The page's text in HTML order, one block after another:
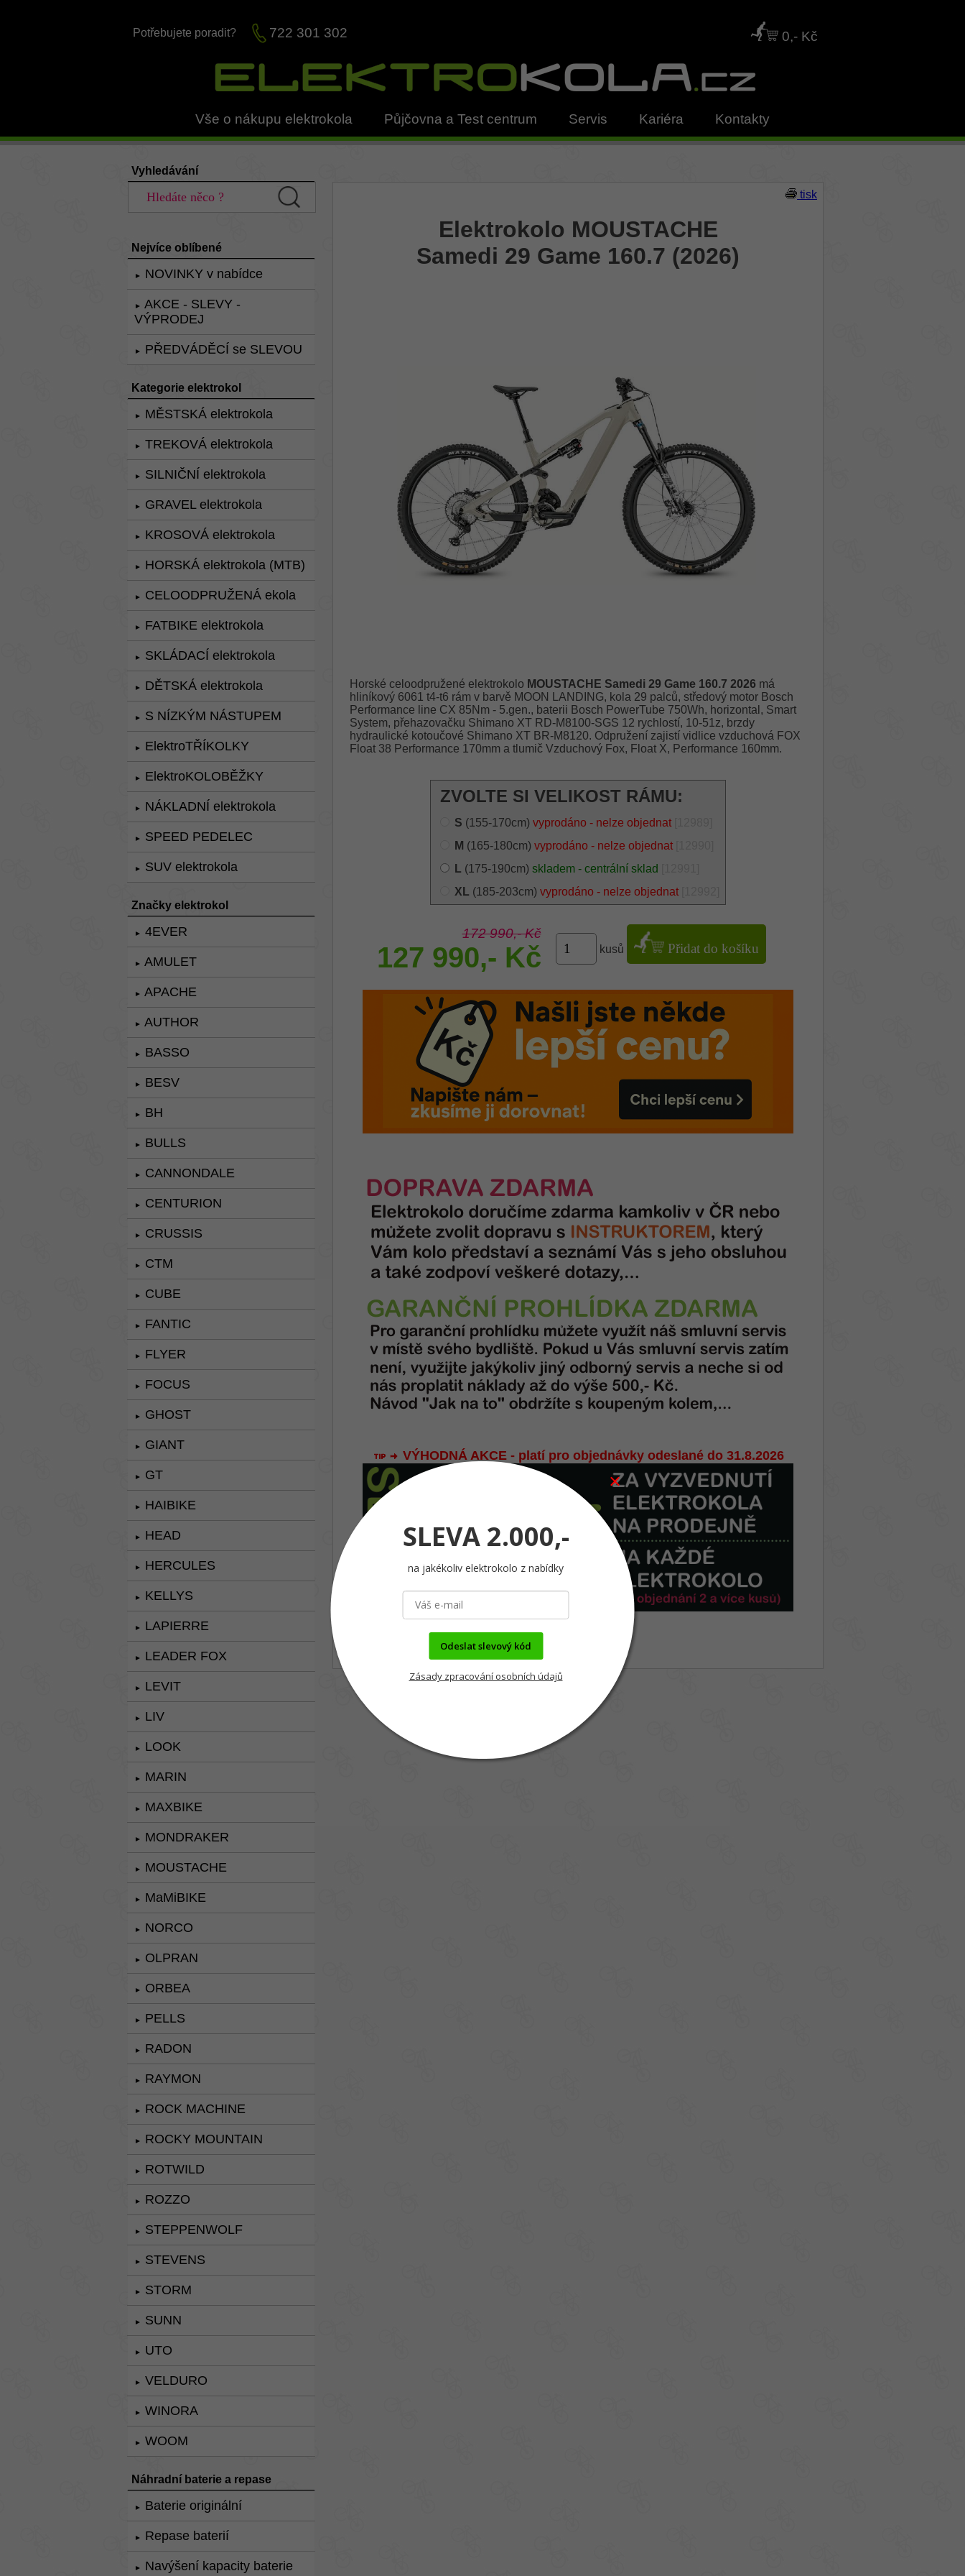
Potřebujete poradit? 722 301 302 0,- Kč
Vše o nákupu elektrokola Půjčovna a Test centrum Servis Kariéra Kontakty
Vyhledávání
Nejvíce oblíbené
► NOVINKY v nabídce
►
AKCE - SLEVY -
VÝPRODEJ
► PŘEDVÁDĚCÍ se SLEVOU
Kategorie elektrokol
► MĚSTSKÁ elektrokola
► TREKOVÁ elektrokola
► SILNIČNÍ elektrokola
► GRAVEL elektrokola
► KROSOVÁ elektrokola
► HORSKÁ elektrokola (MTB)
► CELOODPRUŽENÁ ekola
► FATBIKE elektrokola
► SKLÁDACÍ elektrokola
► DĚTSKÁ elektrokola
► S NÍZKÝM NÁSTUPEM
► ElektroTŘÍKOLKY
► ElektroKOLOBĚŽKY
► NÁKLADNÍ elektrokola
► SPEED PEDELEC
► SUV elektrokola
Značky elektrokol
► 4EVER
► AMULET
► APACHE
► AUTHOR
► BASSO
► BESV
► BH
► BULLS
► CANNONDALE
► CENTURION
► CRUSSIS
► CTM
► CUBE
► FANTIC
► FLYER
► FOCUS
► GHOST
► GIANT
► GT
► HAIBIKE
► HEAD
► HERCULES
► KELLYS
► LAPIERRE
► LEADER FOX
► LEVIT
► LIV
► LOOK
► MARIN
► MAXBIKE
► MONDRAKER
► MOUSTACHE
► MaMiBIKE
► NORCO
► OLPRAN
► ORBEA
► PELLS
► RADON
► RAYMON
► ROCK MACHINE
► ROCKY MOUNTAIN
► ROTWILD
► ROZZO
► STEPPENWOLF
► STEVENS
► STORM
► SUNN
► UTO
► VELDURO
► WINORA
► WOOM
Náhradní baterie a repase
► Baterie originální
► Repase baterií
► Navýšení kapacity baterie
tisk
Elektrokolo MOUSTACHE
Samedi 29 Game 160.7 (2026)
Horské celoodpružené elektrokolo MOUSTACHE Samedi 29 Game 160.7 2026 má
hliníkový 6061 t4-t6 rám v barvě MOON LANDING, kola 29 palců, středový motor Bosch
Performance line CX 85Nm - 5.gen., baterii Bosch PowerTube 750Wh, horizontal, Smart
System, přehazovačku Shimano XT RD-M8100-SGS 12 rychlostí, 10-51z, brzdy
hydraulické kotoučové Shimano XT BR-M8120. Odpružení zajistí vidlice vzduchová FOX
Float 38 Performance 170mm a tlumič Vzduchový Fox, Float X, Performance 160mm.
ZVOLTE SI VELIKOST RÁMU:
S (155-170cm) vyprodáno - nelze objednat
M (165-180cm) vyprodáno - nelze objednat
L (175-190cm) skladem - centrální sklad
XL (185-203cm) vyprodáno - nelze objednat
172 990,- Kč
127 990,- Kč kusů Přidat do košíku
VÝHODNÁ AKCE - platí pro objednávky odeslané do 31.8.2026
SLEVA 2.000,-
na jakékoliv elektrokolo z nabídky
Odeslat slevový kód
Zásady zpracování osobních údajů